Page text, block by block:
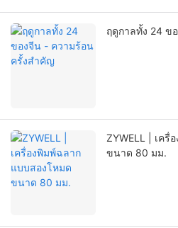
ฤดูกาลทั้ง 24 ข
ZYWELL | เครื่
ขนาด 80 มม.